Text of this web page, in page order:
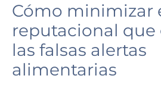
Cómo minimizar
reputacional que
las falsas alertas
alimentarias